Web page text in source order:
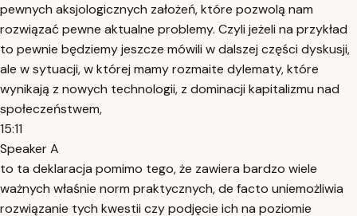
pewnych aksjologicznych założeń, które pozwolą nam
rozwiązać pewne aktualne problemy. Czyli jeżeli na przykład
to pewnie będziemy jeszcze mówili w dalszej części dyskusji,
ale w sytuacji, w której mamy rozmaite dylematy, które
wynikają z nowych technologii, z dominacji kapitalizmu nad
społeczeństwem,
15:11
Speaker A
to ta deklaracja pomimo tego, że zawiera bardzo wiele
ważnych właśnie norm praktycznych, de facto uniemożliwia
rozwiązanie tych kwestii czy podjęcie ich na poziomie